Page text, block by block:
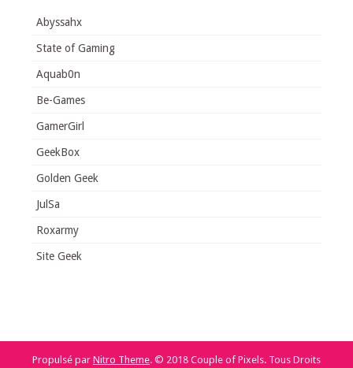
Abyssahx
State of Gaming
Aquab0n
Be-Games
GamerGirl
GeekBox
Golden Geek
JulSa
Roxarmy
Site Geek
Propulsé par Nitro Theme. © 2018 Couple of Pixels. Tous Droits